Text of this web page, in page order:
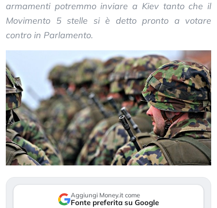
armamenti potremmo inviare a Kiev tanto che il
Movimento 5 stelle si è detto pronto a votare
contro in Parlamento.
Aggiungi Money.it come
Fonte preferita su Google